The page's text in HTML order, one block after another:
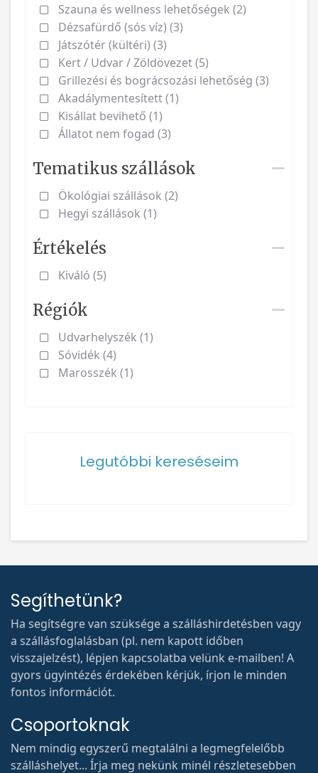
Szauna és wellness lehetőségek (2)
Dézsafürdő (sós víz) (3)
Játszótér (kültéri) (3)
Kert / Udvar / Zöldövezet (5)
Grillezési és bográcsozási lehetőség (3)
Akadálymentesített (1)
Kisállat bevihető (1)
Állatot nem fogad (3)
Tematikus szállások
Ökológiai szállások (2)
Hegyi szállások (1)
Értékelés
Kiváló (5)
Régiók
Udvarhelyszék (1)
Sóvidék (4)
Marosszék (1)
Legutóbbi kereséseim
Segíthetünk?
Ha segítségre van szüksége a szálláshirdetésben vagy
a szállásfoglalásban (pl. nem kapott időben
visszajelzést), lépjen kapcsolatba velünk e-mailben! A
gyors ügyintézés érdekében kérjük, írjon le minden
fontos információt.
Csoportoknak
Nem mindig egyszerű megtalálni a legmegfelelőbb
szálláshelyet... Írja meg nekünk minél részletesebben